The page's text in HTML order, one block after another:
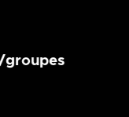
groupes